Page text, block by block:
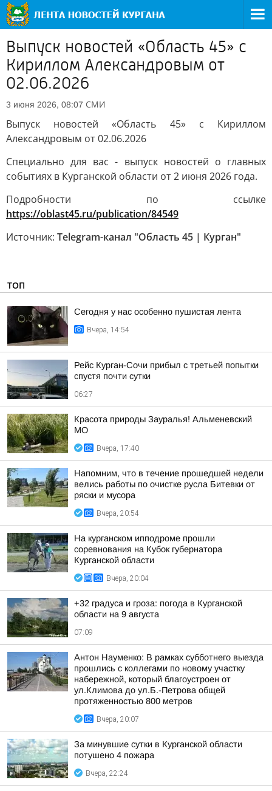
Выпуск новостей «Область 45» с
Кириллом Александровым от
02.06.2026
3 июня 2026, 08:07 СМИ
Выпуск новостей «Область 45» с Кириллом
Александровым от 02.06.2026
Специально для вас - выпуск новостей о главных
событиях в Курганской области от 2 июня 2026 года.
Подробности по ссылке
https://oblast45.ru/publication/84549
Источник: Telegram-канал "Область 45 | Курган"
ТОП
Сегодня у нас особенно пушистая лента
Вчера, 14:54
Рейс Курган-Сочи прибыл с третьей попытки
спустя почти сутки
06:27
Красота природы Зауралья! Альменевский
МО
Вчера, 17:40
Напомним, что в течение прошедшей недели
велись работы по очистке русла Битевки от
ряски и мусора
Вчера, 20:54
На курганском ипподроме прошли
соревнования на Кубок губернатора
Курганской области
Вчера, 20:04
+32 градуса и гроза: погода в Курганской
области на 9 августа
07:09
Антон Науменко: В рамках субботнего выезда
прошлись с коллегами по новому участку
набережной, который благоустроен от
ул.Климова до ул.Б.-Петрова общей
протяженностью 800 метров
Вчера, 20:07
За минувшие сутки в Курганской области
потушено 4 пожара
Вчера, 22:24